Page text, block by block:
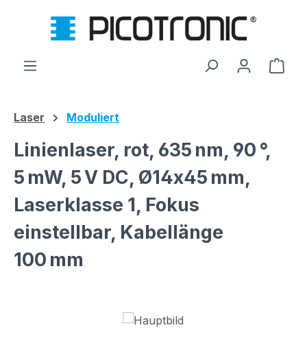
Zum Hauptinhalt springen
Laser Moduliert
Linienlaser, rot, 635 nm, 90 °,
5 mW, 5 V DC, Ø14x45 mm,
Laserklasse 1, Fokus
einstellbar, Kabellänge
100 mm
Bildergalerie überspringen